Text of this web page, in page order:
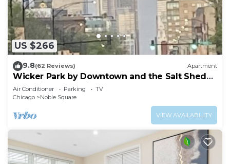
US $266
9.8(62 Reviews) Apartment
Wicker Park by Downtown and the Salt Shed
Last Minute Special 99.00 July 28-30
Air Conditioner Parking
TV
Chicago
Noble Square
VIEW AVAILABILITY